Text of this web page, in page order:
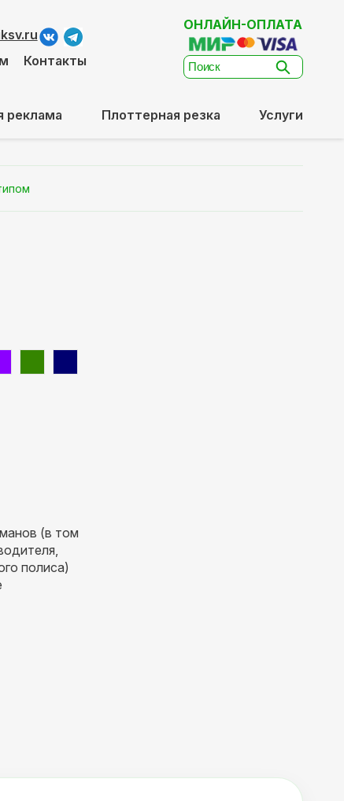
Контакты
ОНЛАЙН-ОПЛАТА
реклама Плоттерная резка Услуги
(в том
полиса)